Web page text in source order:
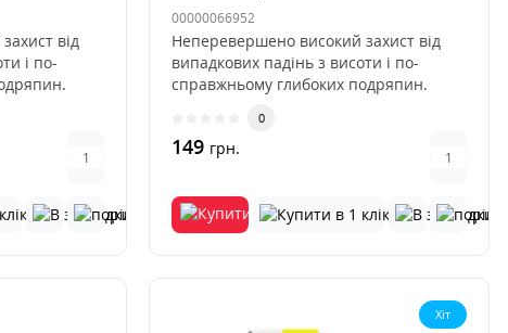
від
і по-
00000066952
Неперевершено високий захист від
випадкових падінь з висоти і по-
справжньому глибоких подряпин.
0
149 грн.
Хіт